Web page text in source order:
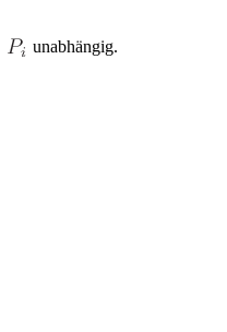
unabhängig.